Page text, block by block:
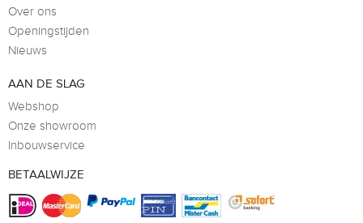
Over ons
Openingstijden
Nieuws
AAN DE SLAG
Webshop
Onze showroom
Inbouwservice
BETAALWIJZE